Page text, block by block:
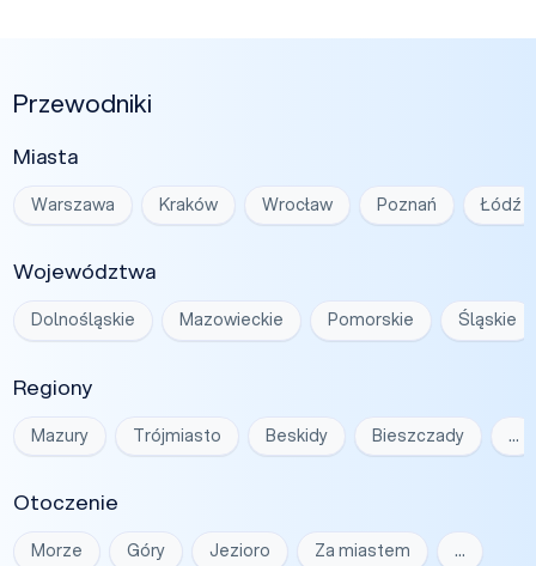
Przewodniki
Miasta
Warszawa Kraków Wrocław Poznań Łódź
Województwa
Dolnośląskie Mazowieckie Pomorskie Śląskie
Regiony
Mazury Trójmiasto Beskidy Bieszczady …
Otoczenie
Morze Góry Jezioro Za miastem …